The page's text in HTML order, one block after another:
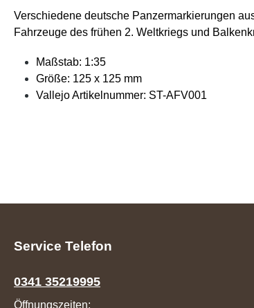
Verschiedene deutsche Panzermarkierungen
Fahrzeuge des frühen 2. Weltkriegs und
Maßstab: 1:35
Größe: 125 x 125 mm
Vallejo Artikelnummer: ST-AFV001
Service Telefon
0341 35219995
Öffnungszeiten: